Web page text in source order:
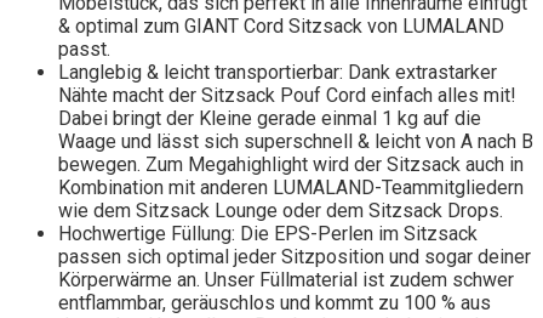
& optimal zum GIANT Cord Sitzsack von LUMALAND
passt.
Langlebig & leicht transportierbar: Dank extrastarker
Nähte macht der Sitzsack Pouf Cord einfach alles mit!
Dabei bringt der Kleine gerade einmal 1 kg auf die
Waage und lässt sich superschnell & leicht von A nach B
bewegen. Zum Megahighlight wird der Sitzsack auch in
Kombination mit anderen LUMALAND-Teammitgliedern
wie dem Sitzsack Lounge oder dem Sitzsack Drops.
Hochwertige Füllung: Die EPS-Perlen im Sitzsack
passen sich optimal jeder Sitzposition und sogar deiner
Körperwärme an. Unser Füllmaterial ist zudem schwer
entflammbar, geräuschlos und kommt zu 100 % aus